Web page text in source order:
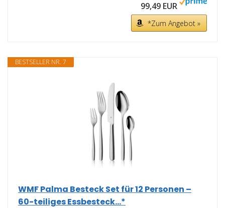
99,49 EUR
*Zum Angebot »
BESTSELLER NR. 7
WMF Palma Besteck Set für 12 Personen –
60-teiliges Essbesteck...*